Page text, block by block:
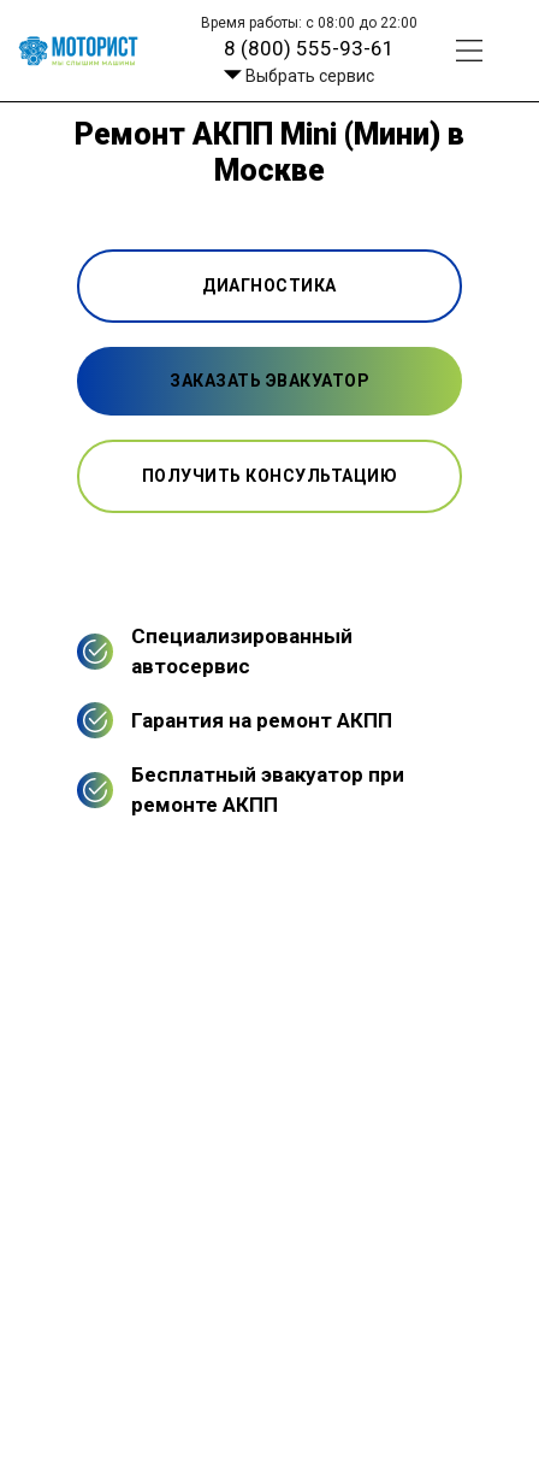
Время работы: с 08:00 до 22:00
8 (800) 555-93-61
Выбрать сервис
Ремонт АКПП Mini (Мини) в
Москве
ДИАГНОСТИКА
ЗАКАЗАТЬ ЭВАКУАТОР
ПОЛУЧИТЬ КОНСУЛЬТАЦИЮ
Специализированный
автосервис
Гарантия на ремонт АКПП
Бесплатный эвакуатор при
ремонте АКПП